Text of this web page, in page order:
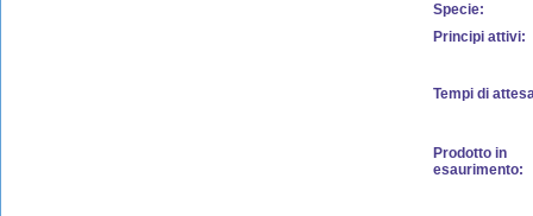
Specie:
Principi attivi:
Tempi di
Prodotto in
esaurimento: